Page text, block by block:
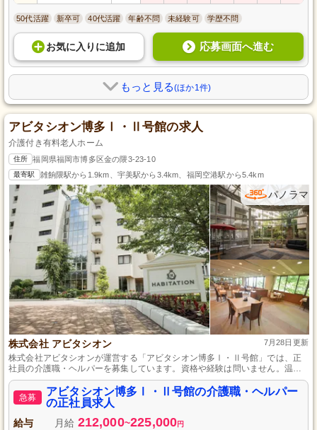
50代活躍 新卒可 40代活躍 年齢不問 未経験可 学歴不問
お気に入り に追加 応募画面へ進む
もっと見る(ほか1件)
アビタシオン博多Ⅰ・Ⅱ号館の求人
介護付き有料老人ホーム
住所 福岡県福岡市博多区金の隈3-23-10
最寄駅 雑餉隈駅から1.9km、宇美駅から3.4km、福岡空港駅から5.4km
パノラマ
株式会社 アビタシオン 7月28日更新
株式会社アビタシオンが運営する「アビタシオン博多Ⅰ・Ⅱ号館」では、正
社員の介護職・ヘルパーを募集しています。資格や経験は問いません。温か
い雰囲気の中で、ご入居者様の生活を支えながら、自分自身も成長できる環
境です。充実したサポート体制と働きやすい職場で、新しいキャリアをスタ
ートしませんか？あなたのご応募をお待ちしております。
急募
アビタシオン博多Ⅰ・Ⅱ号館の介護職・ヘルパー
の正社員求人
給与 月給 212,000~225,000円